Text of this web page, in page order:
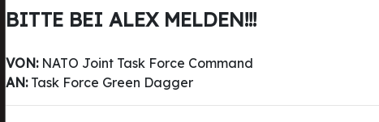
BITTE BEI ALEX MELDEN!!!
VON:NATO Joint Task Force Command
AN:Task Force Green Dagger